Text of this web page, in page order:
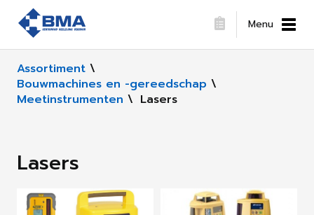
Menu
Assortiment \
Bouwmachines en -gereedschap \
Meetinstrumenten \ Lasers
Lasers